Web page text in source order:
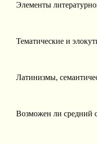
Элементы
Тематические и
Латинизмы,
Возможен ли средний